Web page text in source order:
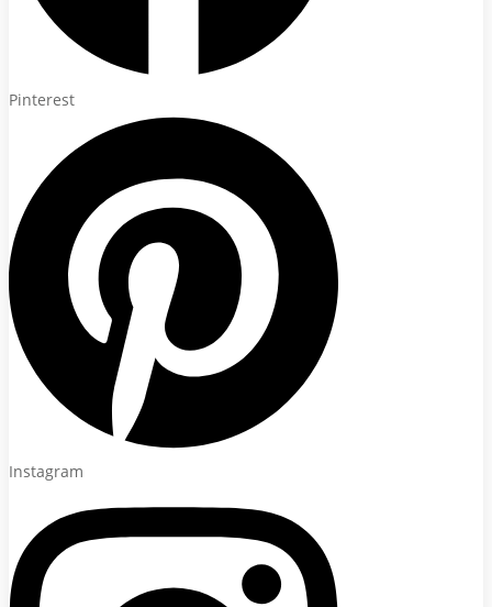
Pinterest
Instagram